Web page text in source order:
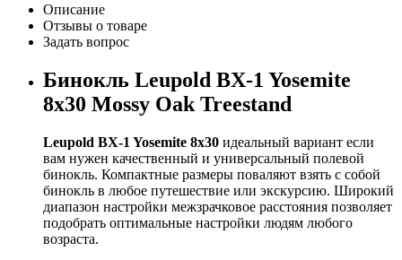
Описание
Отзывы о товаре
Задать вопрос
Бинокль Leupold BX-1 Yosemite
8x30 Mossy Oak Treestand
Leupold BX-1 Yosemite 8x30 идеальный вариант если
вам нужен качественный и универсальный полевой
бинокль. Компактные размеры поваляют взять с собой
бинокль в любое путешествие или экскурсию. Широкий
диапазон настройки межзрачковое расстояния позволяет
подобрать оптимальные настройки людям любого
возраста.